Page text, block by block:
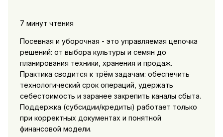
7 минут чтения
Посевная и уборочная - это управляемая цепочка
решений: от выбора культуры и семян до
планирования техники, хранения и продаж.
Практика сводится к трём задачам: обеспечить
технологический срок операций, удержать
себестоимость и заранее закрепить каналы сбыта.
Поддержка (субсидии/кредиты) работает только
при корректных документах и понятной
финансовой модели.